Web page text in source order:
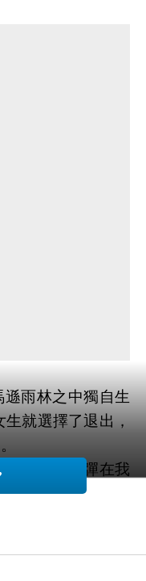
雨林之中獨自生
就選擇了退出，
也見過炮彈在我
但和這些相比，還
多的取決於這裡